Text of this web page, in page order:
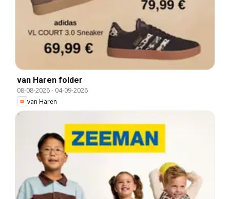
van Haren folder
08-08-2026- 04-09-2026
van Haren